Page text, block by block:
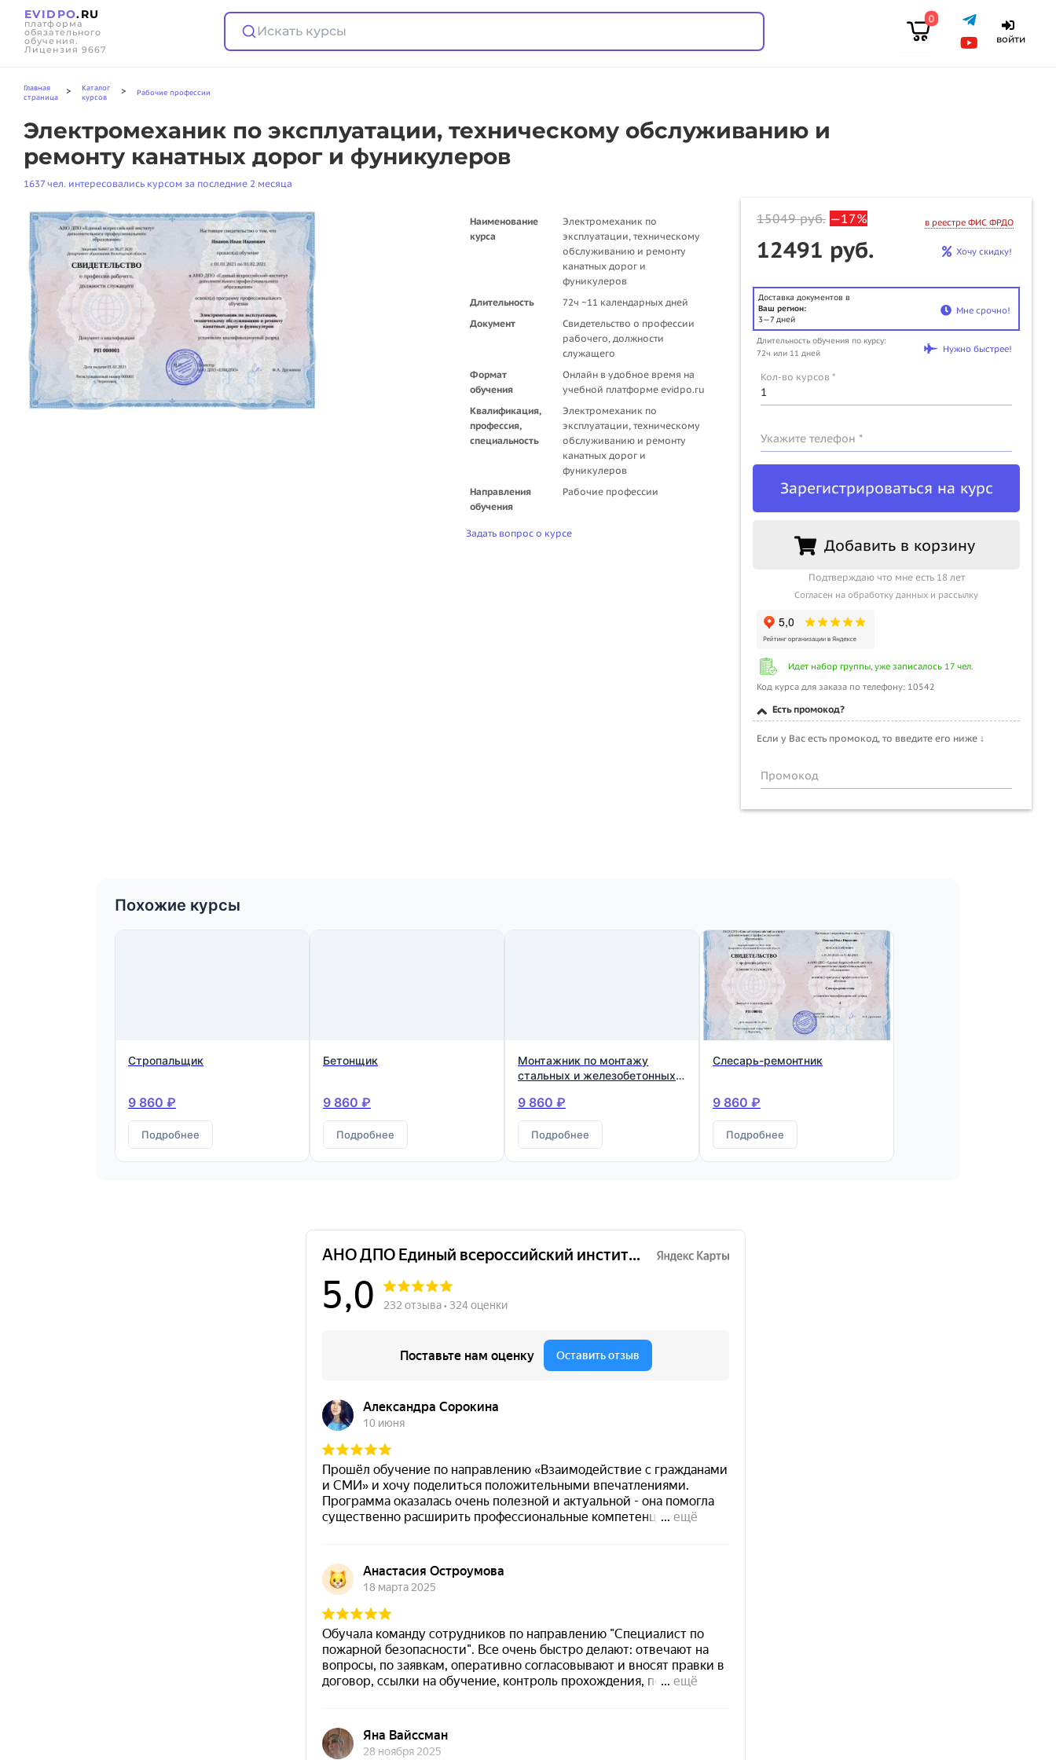
EVIDPO.RU
платформа
обязательного
обучения.
Лицензия 9667
Искать курсы
0
войти
Главная
страница
>
Каталог
курсов
> Рабочие профессии
Электромеханик по эксплуатации, техническому обслуживанию и
ремонту канатных дорог и фуникулеров
1637 чел. интересовались курсом за последние 2 месяца
Наименование
курса
Электромеханик по
эксплуатации, техническому
обслуживанию и ремонту
канатных дорог и
фуникулеров
Длительность
72ч ~11 календарных дней
Документ
Свидетельство о профессии
рабочего, должности
служащего
Формат
обучения
Онлайн в удобное время на
учебной платформе evidpo.ru
Квалификация,
профессия,
специальность
Электромеханик по
эксплуатации, техническому
обслуживанию и ремонту
канатных дорог и
фуникулеров
Направления
обучения
Рабочие профессии
Задать вопрос о курсе
15049руб. —17% в реестре ФИС ФРДО
12491 руб. Хочу скидку!
Доставка документов в
Ваш регион:
3—7 дней
Мне срочно!
Длительность обучения по курсу:
72ч или 11 дней
Нужно быстрее!
Кол-во курсов *
Укажите телефон *
Зарегистрироваться на курс
Добавить в корзину
Подтверждаю что мне есть 18 лет
Согласен на обработку данных и рассылку
Идет набор группы, уже записалось 17 чел.
Код курса для заказа по телефону: 10542
Есть промокод?
Если у Вас есть промокод, то введите его ниже ↓
Промокод
Похожие курсы
Стропальщик
9 860 ₽
Подробнее
Бетонщик
9 860 ₽
Подробнее
Монтажник по монтажу
стальных и железобетонных
9 860 ₽
Подробнее
Слесарь-ремонтник
9 860 ₽
Подробнее